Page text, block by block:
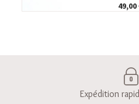
49,00
Expédition